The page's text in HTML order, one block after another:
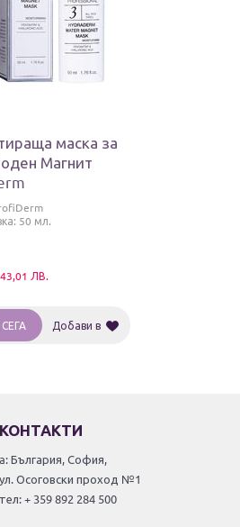
маска за
Магнит
50 мл.
43,01 ЛВ.
Добави в
КОНТАКТИ
a: България, София,
ул. Осоговски проход №1
тел: + 359 892 284 500